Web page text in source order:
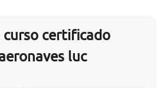
certificado
luc